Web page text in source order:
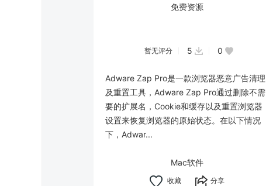
免费资源
暂无评分 5 0
Adware Zap Pro是一款浏览器恶意广告清理
及重置工具，Adware Zap Pro通过删除不需
要的扩展名，Cookie和缓存以及重置浏览器
设置来恢复浏览器的原始状态。在以下情况
下，Adwar...
Mac软件
分享